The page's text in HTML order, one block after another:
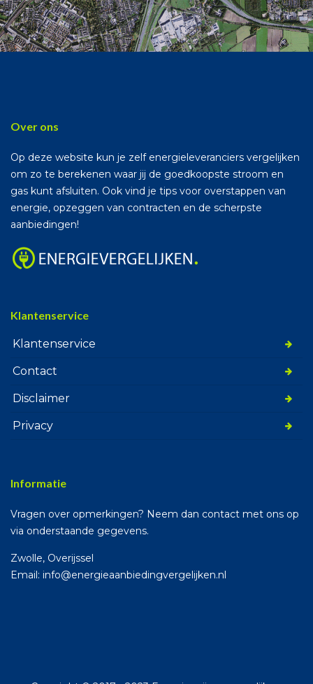
Over ons
Op deze website kun je zelf energieleveranciers vergelijken
om zo te berekenen waar jij de goedkoopste stroom en
gas kunt afsluiten. Ook vind je tips voor overstappen van
energie, opzeggen van contracten en de scherpste
aanbiedingen!
Klantenservice
Klantenservice
Contact
Disclaimer
Privacy
Informatie
Vragen over opmerkingen? Neem dan contact met ons op
via onderstaande gegevens.
Zwolle, Overijssel
Email: info@energieaanbiedingvergelijken.nl